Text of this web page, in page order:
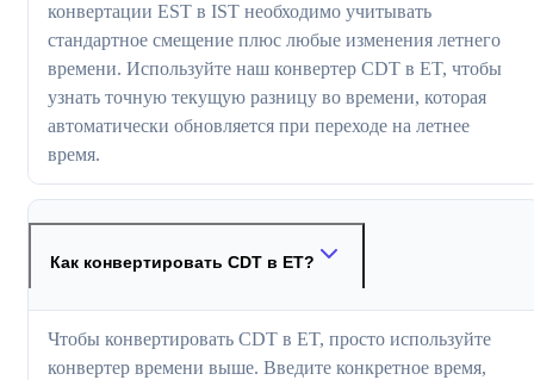
конвертации EST в IST необходимо учитывать
стандартное смещение плюс любые изменения летнего
времени. Используйте наш конвертер CDT в ET, чтобы
узнать точную текущую разницу во времени, которая
автоматически обновляется при переходе на летнее
время.
Как конвертировать CDT в ET?
Чтобы конвертировать CDT в ET, просто используйте
конвертер времени выше. Введите конкретное время,